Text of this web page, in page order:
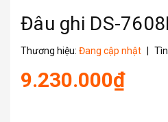
Đâu ghi DS-
Thương hiệu: Đang cập nhật
9.230.000₫